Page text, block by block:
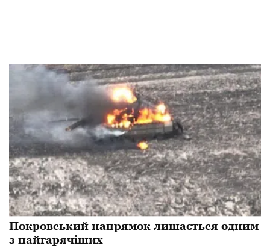
​Покровський напрямок лишається одним
з найгарячіших